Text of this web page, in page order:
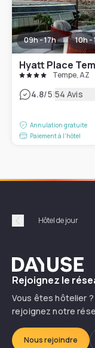
09h - 17h 10h -
Hyatt Place
Tempe, AZ
4.8/5|54 Avis
Annulation gratuite
Paiement à l'hôtel
Précédent
Hôtel de jour
Dayuse
Rejoignez le
Vous êtes hôtelier
rejoignez notre
Nous rejoindre